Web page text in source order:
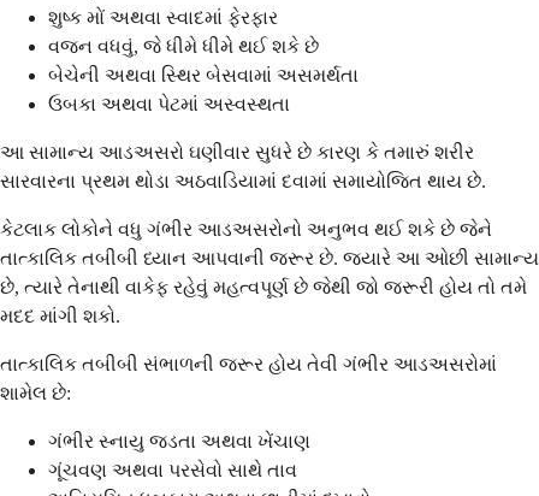
શુષ્ક મોં અથવા સ્વાદમાં ફેરફાર
વજન વધવું, જે ધીમે ધીમે થઈ શકે છે
બેચેની અથવા સ્થિર બેસવામાં અસમર્થતા
ઉબકા અથવા પેટમાં અસ્વસ્થતા
આ સામાન્ય આડઅસરો ઘણીવાર સુધરે છે કારણ કે તમારું શરીર
સારવારના પ્રથમ થોડા અઠવાડિયામાં દવામાં સમાયોજિત થાય છે.
કેટલાક લોકોને વધુ ગંભીર આડઅસરોનો અનુભવ થઈ શકે છે જેને
તાત્કાલિક તબીબી ધ્યાન આપવાની જરૂર છે. જ્યારે આ ઓછી સામાન્ય
છે, ત્યારે તેનાથી વાકેફ રહેવું મહત્વપૂર્ણ છે જેથી જો જરૂરી હોય તો તમે
મદદ માંગી શકો.
તાત્કાલિક તબીબી સંભાળની જરૂર હોય તેવી ગંભીર આડઅસરોમાં
શામેલ છે:
ગંભીર સ્નાયુ જડતા અથવા ખેંચાણ
ગૂંચવણ અથવા પરસેવો સાથે તાવ